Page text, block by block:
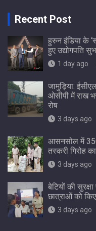
Recent Post
हुरुन इंडिया के
हुए उद्योगपति
1 day ago
जामुड़िया:
ओसीपी में राख
रोष
3 days ago
आसनसोल में 350
तस्करी गिरोह
3 days ago
बेटियों की
छात्राओं को
3 days ago